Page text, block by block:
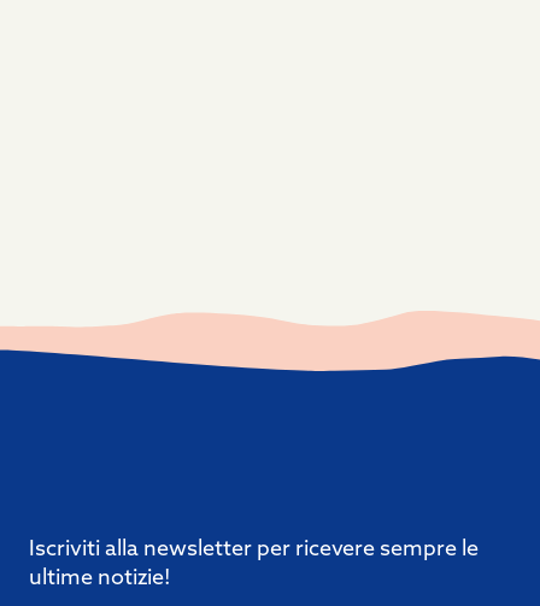
Iscriviti alla newsletter per ricevere sempre le
ultime notizie!